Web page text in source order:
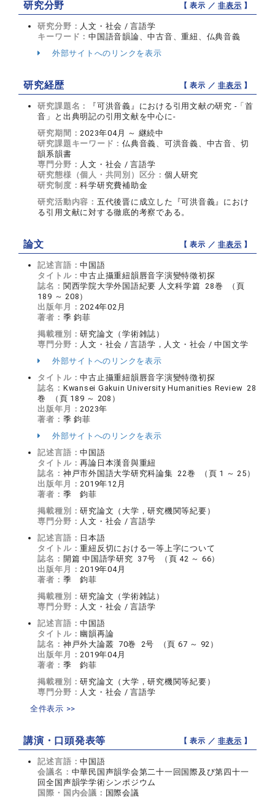
研究分野 【 表示 ／非表示 】
研究分野： 人文・社会 / 言語学
キーワード：中国語音韻論、中古音、重紐、仏典音義
外部サイトへのリンクを表示
研究経歴 【 表示 ／非表示 】
研究課題名：
『可洪音義』における引用文献の研究 -「首
音」と出典明記の引用文献を中心に-
研究期間：2023年04月 ～ 継続中
研究課題キーワード：仏典音義、可洪音義、中古音、切
韻系韻書
専門分野： 人文・社会 / 言語学
研究態様（個人・共同別）区分： 個人研究
研究制度：科学研究費補助金
研究活動内容： 五代後晋に成立した『可洪音義』におけ
る引用文献に対する徹底的考察である。
論文 【 表示 ／非表示 】
記述言語：中国語
タイトル：中古止攝重紐韻唇音字演變特徵初探
誌名： 関西学院大学外国語紀要 人文科学篇 28巻 （頁
189 ～ 208）
出版年月：2024年02月
著者： 季 鈞菲
掲載種別：研究論文（学術雑誌）
専門分野： 人文・社会 / 言語学，人文・社会 / 中国文学
外部サイトへのリンクを表示
タイトル：中古止攝重紐韻唇音字演變特徴初探
誌名： Kwansei Gakuin University Humanities Review 28
巻 （頁 189 ～ 208）
出版年月：2023年
著者： 季 鈞菲
外部サイトへのリンクを表示
記述言語：中国語
タイトル：再論日本漢音與重紐
誌名： 神戸市外国語大学研究科論集 22巻 （頁 1 ～ 25）
出版年月：2019年12月
著者： 季 鈞菲
掲載種別：研究論文（大学，研究機関等紀要）
専門分野： 人文・社会 / 言語学
記述言語： 日本語
タイトル：重紐反切における一等上字について
誌名： 開篇 中国語学研究 37号 （頁 42 ～ 66）
出版年月：2019年04月
著者： 季 鈞菲
掲載種別：研究論文（学術雑誌）
専門分野： 人文・社会 / 言語学
記述言語：中国語
タイトル： 幽韻再論
誌名： 神戸外大論叢 70巻 2号 （頁 67 ～ 92）
出版年月：2019年04月
著者： 季 鈞菲
掲載種別：研究論文（大学，研究機関等紀要）
専門分野： 人文・社会 / 言語学
全件表示 >>
講演・口頭発表等 【 表示 ／非表示 】
記述言語：中国語
会議名： 中華民国声韻学会第二十一回国際及び第四十一
回全国声韻学学術シンポジウム
国際・国内会議： 国際会議